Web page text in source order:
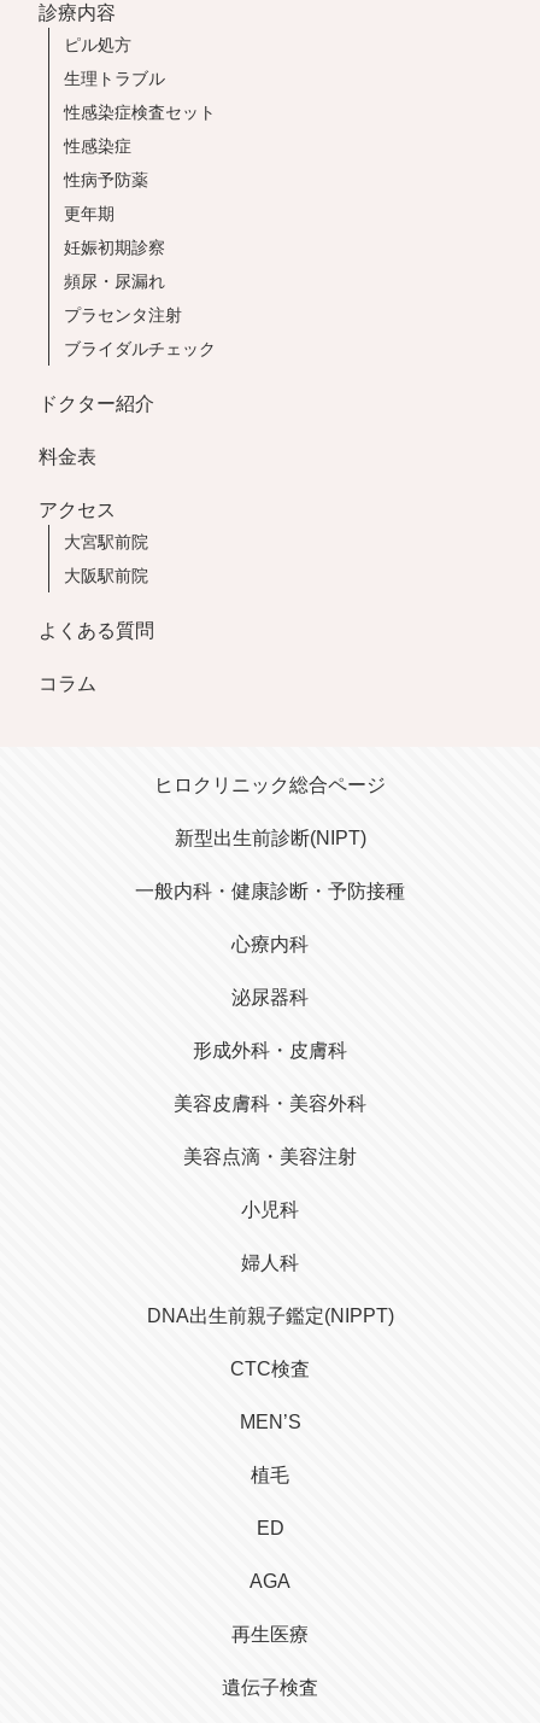
診療内容
ピル処方
生理トラブル
性感染症検査セット
性感染症
性病予防薬
更年期
妊娠初期診察
頻尿・尿漏れ
プラセンタ注射
ブライダルチェック
ドクター紹介
料金表
アクセス
大宮駅前院
大阪駅前院
よくある質問
コラム
オンライン診療はこちら
ヒロクリニック総合ページ
新型出生前診断(NIPT)
一般内科・健康診断・予防接種
心療内科
泌尿器科
形成外科・皮膚科
美容皮膚科・美容外科
美容点滴・美容注射
小児科
婦人科
DNA出生前親子鑑定(NIPPT)
CTC検査
MEN’S
植毛
ED
AGA
再生医療
遺伝子検査